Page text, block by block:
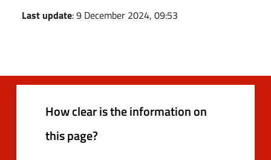
Last update: 9 December 2024, 09:53
How clear is the information on
this page?